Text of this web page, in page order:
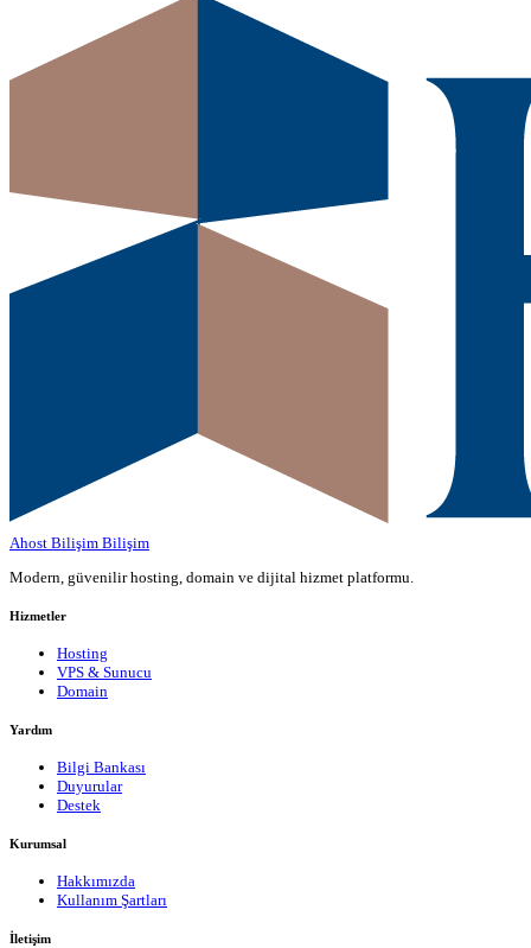
Ahost Bilişim Bilişim
Modern, güvenilir hosting, domain ve dijital hizmet platformu.
Hizmetler
Hosting
VPS & Sunucu
Domain
Yardım
Bilgi Bankası
Duyurular
Destek
Kurumsal
Hakkımızda
Kullanım Şartları
İletişim